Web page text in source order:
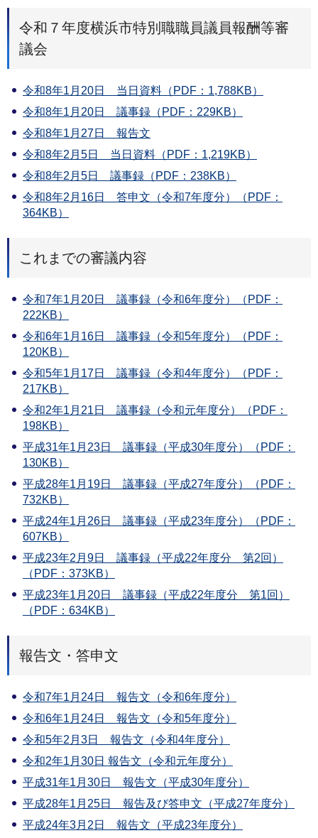
令和７年度横浜市特別職職員議員報酬等審
議会
令和8年1月20日 当日資料（PDF：1,788KB）
令和8年1月20日 議事録（PDF：229KB）
令和8年1月27日 報告文
令和8年2月5日 当日資料（PDF：1,219KB）
令和8年2月5日 議事録（PDF：238KB）
令和8年2月16日 答申文（令和7年度分）（PDF：
364KB）
これまでの審議内容
令和7年1月20日 議事録（令和6年度分）（PDF：
222KB）
令和6年1月16日 議事録（令和5年度分）（PDF：
120KB）
令和5年1月17日 議事録（令和4年度分）（PDF：
217KB）
令和2年1月21日 議事録（令和元年度分）（PDF：
198KB）
平成31年1月23日 議事録（平成30年度分）（PDF：
130KB）
平成28年1月19日 議事録（平成27年度分）（PDF：
732KB）
平成24年1月26日 議事録（平成23年度分）（PDF：
607KB）
平成23年2月9日 議事録（平成22年度分 第2回）
（PDF：373KB）
平成23年1月20日 議事録（平成22年度分 第1回）
（PDF：634KB）
報告文・答申文
令和7年1月24日 報告文（令和6年度分）
令和6年1月24日 報告文（令和5年度分）
令和5年2月3日 報告文（令和4年度分）
令和2年1月30日 報告文（令和元年度分）
平成31年1月30日 報告文（平成30年度分）
平成28年1月25日 報告及び答申文（平成27年度分）
平成24年3月2日 報告文（平成23年度分）